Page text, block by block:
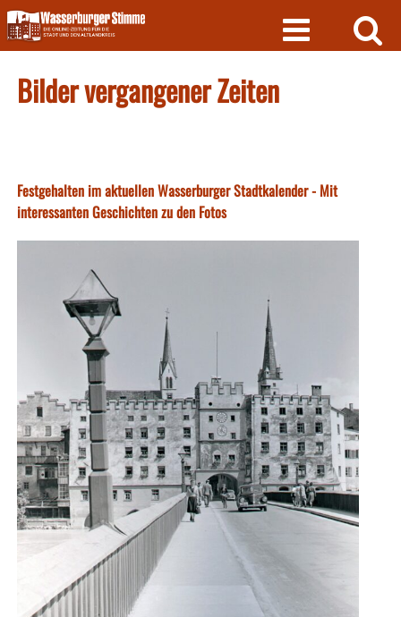
Skip
to
content
Bilder vergangener Zeiten
Festgehalten im aktuellen Wasserburger Stadtkalender - Mit
interessanten Geschichten zu den Fotos